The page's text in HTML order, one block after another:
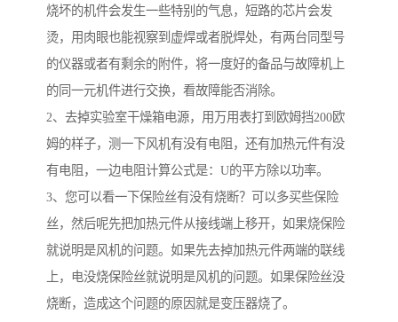
烧坏的机件会发生一些特别的气息，短路的芯片会发
烫，用肉眼也能视察到虚焊或者脱焊处，有两台同型号
的仪器或者有剩余的附件，将一度好的备品与故障机上
的同一元机件进行交换，看故障能否消除。
2、去掉实验室干燥箱电源，用万用表打到欧姆挡200欧
姆的样子，测一下风机有没有电阻，还有加热元件有没
有电阻，一边电阻计算公式是：U的平方除以功率。
3、您可以看一下保险丝有没有烧断？可以多买些保险
丝，然后呢先把加热元件从接线端上移开，如果烧保险
就说明是风机的问题。如果先去掉加热元件两端的联线
上，电没烧保险丝就说明是风机的问题。如果保险丝没
烧断，造成这个问题的原因就是变压器烧了。